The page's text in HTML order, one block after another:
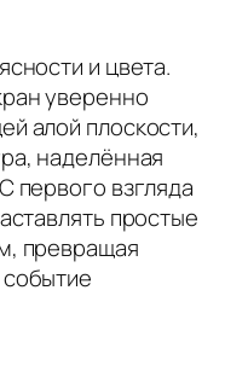
и цвета.
уверенно
алой плоскости,
наделённая
первого взгляда
простые
превращая